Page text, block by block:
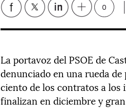
0
La portavoz del PSOE de
denunciado en una rueda
ciento de los contratos a los
finalizan en diciembre y